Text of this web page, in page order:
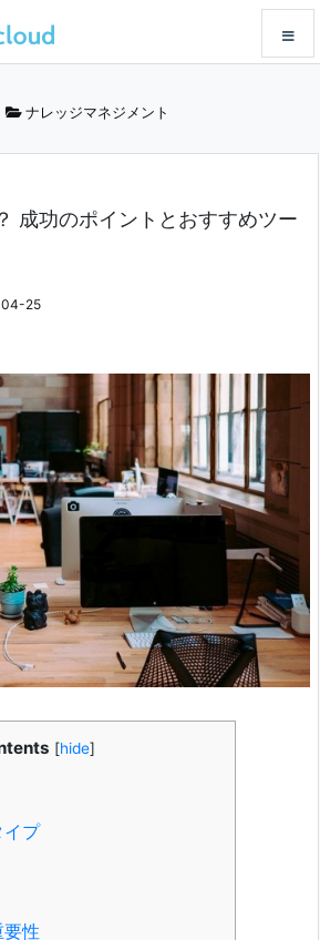
ナレッジマネジメント
成功のポイントとおすすめツー
25
[hide]
イプ
性